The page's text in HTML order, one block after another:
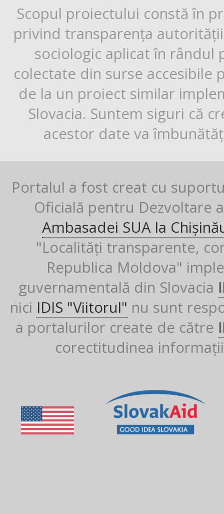
Scopul proiectului constă în
privind transparența
sociologic aplicat în rândul
colectate din surse
de la un proiect similar
Slovacia. Suntem siguri că
acestor date va
Portalul a fost creat cu
Oficială pentru Dezvoltare
Ambasadei SUA la
"Localități transparente,
Republica Moldova"
guvernamentală din Slovacia
nici IDIS "Viitorul" nu sunt
a portalurilor create de către
corectitudinea